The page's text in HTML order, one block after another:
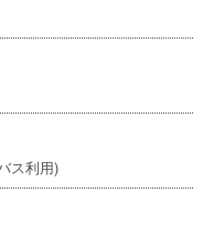
ス利用)